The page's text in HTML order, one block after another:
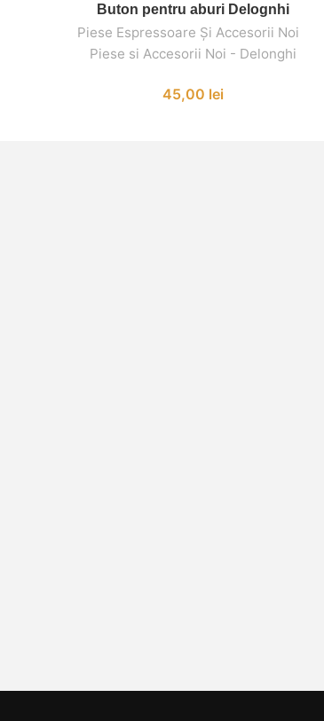
ADAUGĂ ÎN COȘ
Buton pentru aburi Delognhi
Piese Espressoare Și Accesorii Noi
Piese si Accesorii Noi - Delonghi
45,00 lei